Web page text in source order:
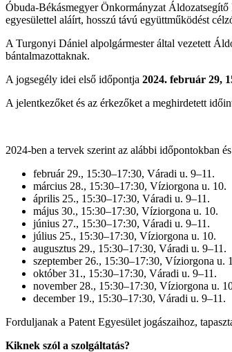
Óbuda-Békásmegyer Önkormányzat Áldozatsegítő
egyesülettel aláírt, hosszú távú együttműködést
A Turgonyi Dániel alpolgármester által vezetett
bántalmazottaknak.
A jogsegély idei első időpontja 2024. február 29,
A jelentkezőket és az érkezőket a meghirdetett
2024-ben a tervek szerint az alábbi időpontokban
február 29., 15:30–17:30, Váradi u. 9–11.
március 28., 15:30–17:30, Víziorgona u. 10.
április 25., 15:30–17:30, Váradi u. 9–11.
május 30., 15:30–17:30, Víziorgona u. 10.
június 27., 15:30–17:30, Váradi u. 9–11.
július 25., 15:30–17:30, Víziorgona u. 10.
augusztus 29., 15:30–17:30, Váradi u. 9–11.
szeptember 26., 15:30–17:30, Víziorgona u.
október 31., 15:30–17:30, Váradi u. 9–11.
november 28., 15:30–17:30, Víziorgona u.
december 19., 15:30–17:30, Váradi u. 9–11.
Forduljanak a Patent Egyesület jogászaihoz,
Kiknek szól a szolgáltatás?